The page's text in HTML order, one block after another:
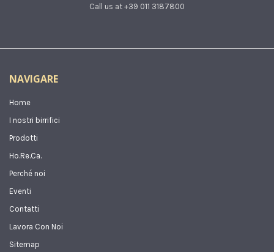
Call us at +39 011 3187800
NAVIGARE
Home
I nostri birrifici
Prodotti
Ho.Re.Ca.
Perché noi
Eventi
Contatti
Lavora Con Noi
Sitemap